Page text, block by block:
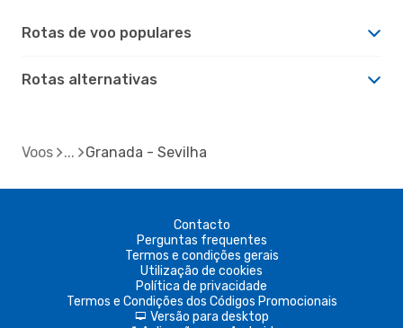
Rotas de voo populares
Rotas alternativas
Voos Granada - Sevilha
Contacto
Perguntas frequentes
Termos e condições gerais
Utilização de cookies
Política de privacidade
Termos e Condições dos Códigos Promocionais
d Versão para desktop